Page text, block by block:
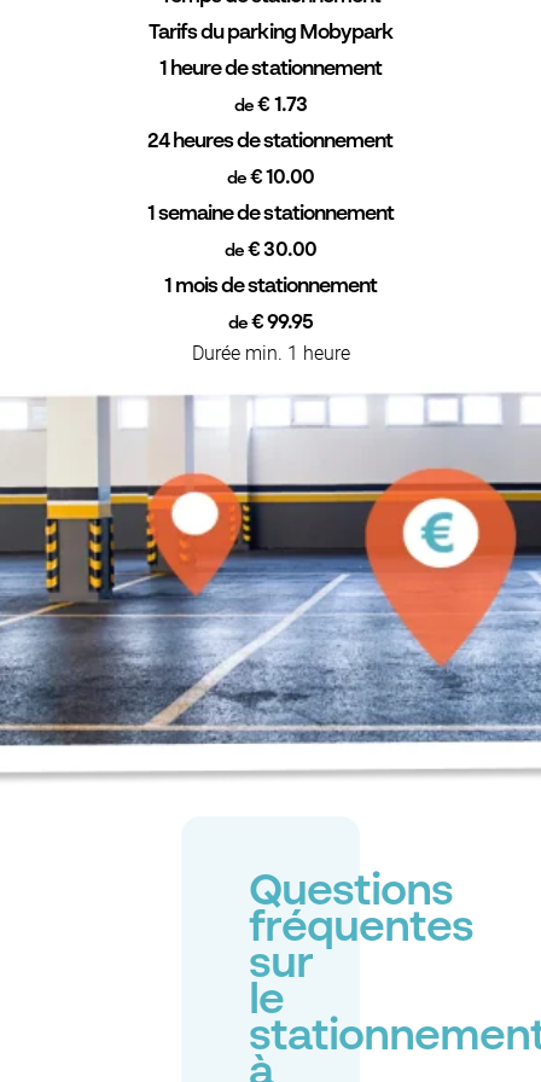
Tarifs du parking Mobypark
1 heure de stationnement
de € 1.73
24 heures de stationnement
de€ 10.00
1 semaine de stationnement
de € 30.00
1 mois de stationnement
de€ 99.95
Durée min. 1 heure
Questions
fréquentes
sur
le